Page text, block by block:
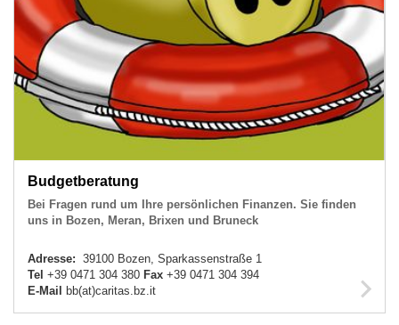
Budgetberatung
Bei Fragen rund um Ihre persönlichen Finanzen. Sie finden
uns in Bozen, Meran, Brixen und Bruneck
Adresse: 39100 Bozen, Sparkassenstraße 1
Tel +39 0471 304 380 Fax +39 0471 304 394
E-Mail
bb(at)caritas.bz.it